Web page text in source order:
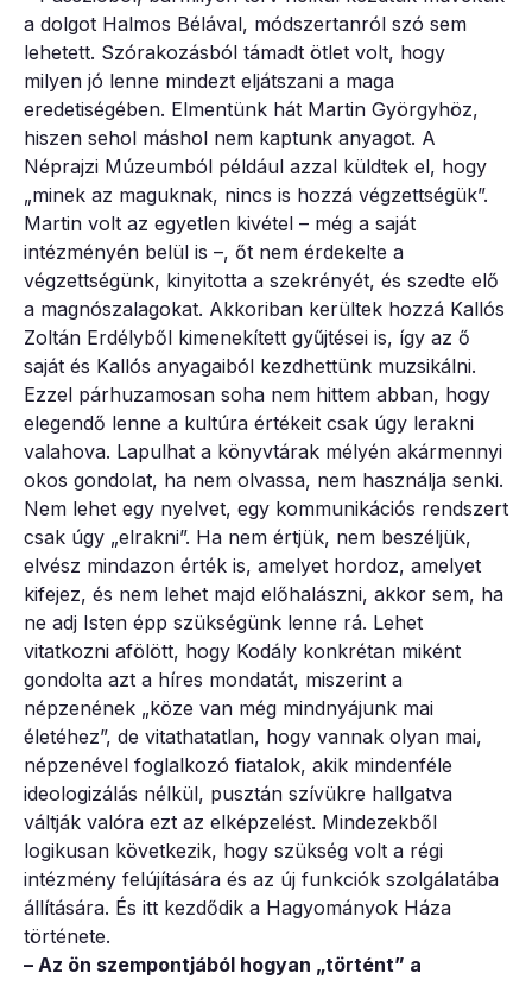
a dolgot Halmos Bélával, módszertanról szó sem
lehetett. Szórakozásból támadt ötlet volt, hogy
milyen jó lenne mindezt eljátszani a maga
eredetiségében. Elmentünk hát Martin Györgyhöz,
hiszen sehol máshol nem kaptunk anyagot. A
Néprajzi Múzeumból például azzal küldtek el, hogy
„minek az maguknak, nincs is hozzá végzettségük”.
Martin volt az egyetlen kivétel – még a saját
intézményén belül is –, őt nem érdekelte a
végzettségünk, kinyitotta a szekrényét, és szedte elő
a magnószalagokat. Akkoriban kerültek hozzá Kallós
Zoltán Erdélyből kimenekített gyűjtései is, így az ő
saját és Kallós anyagaiból kezdhettünk muzsikálni.
Ezzel párhuzamosan soha nem hittem abban, hogy
elegendő lenne a kultúra értékeit csak úgy lerakni
valahova. Lapulhat a könyvtárak mélyén akármennyi
okos gondolat, ha nem olvassa, nem használja senki.
Nem lehet egy nyelvet, egy kommunikációs rendszert
csak úgy „elrakni”. Ha nem értjük, nem beszéljük,
elvész mindazon érték is, amelyet hordoz, amelyet
kifejez, és nem lehet majd előhalászni, akkor sem, ha
ne adj Isten épp szükségünk lenne rá. Lehet
vitatkozni afölött, hogy Kodály konkrétan miként
gondolta azt a híres mondatát, miszerint a
népzenének „köze van még mindnyájunk mai
életéhez”, de vitathatatlan, hogy vannak olyan mai,
népzenével foglalkozó fiatalok, akik mindenféle
ideologizálás nélkül, pusztán szívükre hallgatva
váltják valóra ezt az elképzelést. Mindezekből
logikusan következik, hogy szükség volt a régi
intézmény felújítására és az új funkciók szolgálatába
állítására. És itt kezdődik a Hagyományok Háza
története.
– Az ön szempontjából hogyan „történt” a